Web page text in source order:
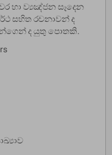
හා ව්‍යඤ්ජන සෑදෙන
සහිත රචනාවන් ද
ද යුතු පොතකි.